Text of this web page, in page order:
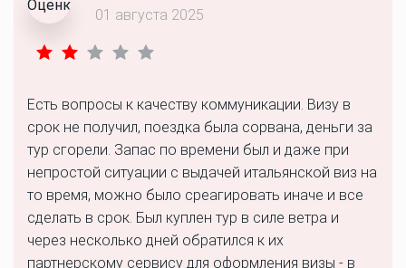
01 августа 2025
Есть вопросы к качеству коммуникации. Визу в
срок не получил, поездка была сорвана, деньги за
тур сгорели. Запас по времени был и даже при
непростой ситуации с выдачей итальянской виз на
то время, можно было среагировать иначе и все
сделать в срок. Был куплен тур в силе ветра и
через несколько дней обратился к их
партнерскому сервису для оформления визы - в